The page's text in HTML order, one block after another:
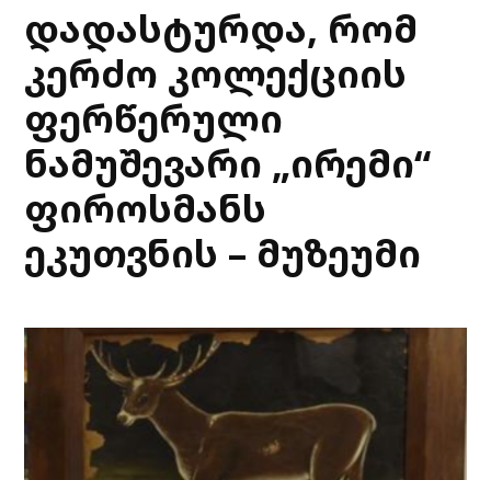
დადასტურდა, რომ
კერძო კოლექციის
ფერწერული
ნამუშევარი „ირემი“
ფიროსმანს
ეკუთვნის – მუზეუმი